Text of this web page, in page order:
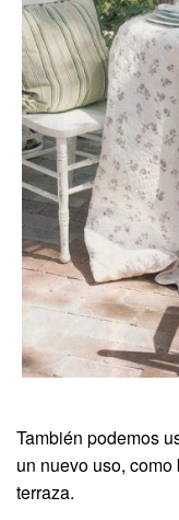
También podemos
un nuevo uso,
terraza.